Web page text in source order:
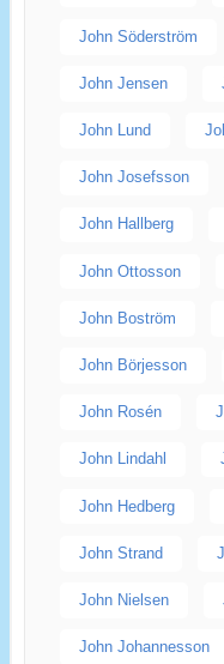
John Söderström
John Jensen
John Lund
John Josefsson
John Hallberg
John Ottosson
John Boström
John Börjesson
John Rosén
John Lindahl
John Hedberg
John Strand
John Nielsen
John Johannesson